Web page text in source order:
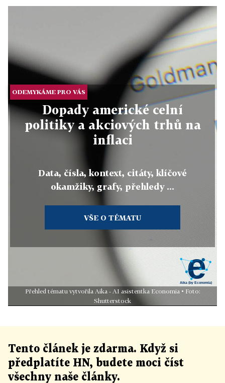
ODEMYKÁME PRO VÁS
Dopady americké celní
politiky a akciových trhů na
inflaci
Data, čísla, kontext, citáty, klíčové
okamžiky, grafy, přehledy ...
VŠE O TÉMATU
Přehled tématu vytvořila Aika - AI asistentka Economia • Foto:
Shutterstock
Tento článek je zdarma. Když si
předplatíte HN, budete moci číst
všechny naše články.